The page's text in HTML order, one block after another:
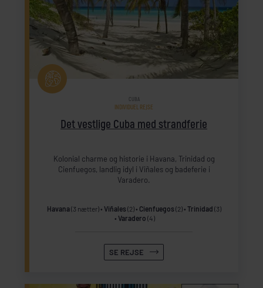
Det vestlige Cuba med strandferie
CUBA
INDIVIDUEL REJSE
Kolonial charme og historie i Havana, Trinidad og
Cienfuegos, landlig idyl i Viñales og badeferie i
Varadero.
Havana(3 nætter) Viñales (2) Cienfuegos (2) Trinidad (3)
Varadero (4)
SE REJSE